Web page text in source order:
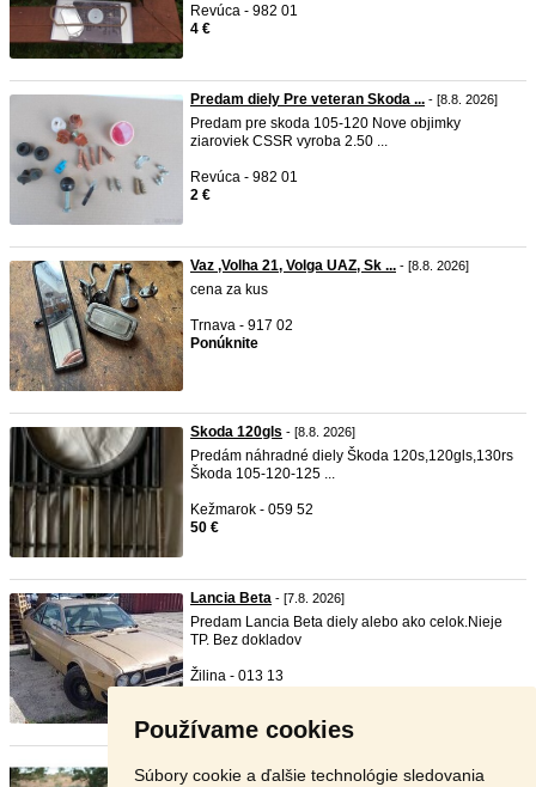
Používame cookies
Súbory cookie a ďalšie technológie sledovania
Revúca - 982 01
4 €
Predam diely Pre veteran Skoda ... - [8.8. 2026]
Predam pre skoda 105-120 Nove objimky
ziaroviek CSSR vyroba 2.50 ...
Revúca - 982 01
2 €
Vaz ,Volha 21, Volga UAZ, Sk ... - [8.8. 2026]
cena za kus
Trnava - 917 02
Ponúknite
Skoda 120gls - [8.8. 2026]
Predám náhradné diely Škoda 120s,120gls,130rs
Škoda 105-120-125 ...
Kežmarok - 059 52
50 €
Lancia Beta - [7.8. 2026]
Predam Lancia Beta diely alebo ako celok.Nieje
TP. Bez dokladov
Žilina - 013 13